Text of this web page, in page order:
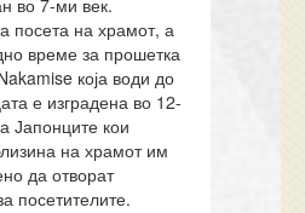
во 7-ми век.
посета на храмот, а
време за прошетка
која води до
е изградена во 12-
Јапонците кои
на храмот им
да отворат
посетителите.